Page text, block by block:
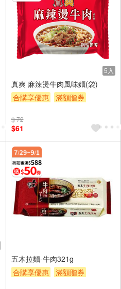
5入
真爽 麻辣燙牛肉風味麵(袋)
合購享優惠
滿額贈券
$ 72
$61
五木拉麵-牛肉321g
合購享優惠
滿額贈券